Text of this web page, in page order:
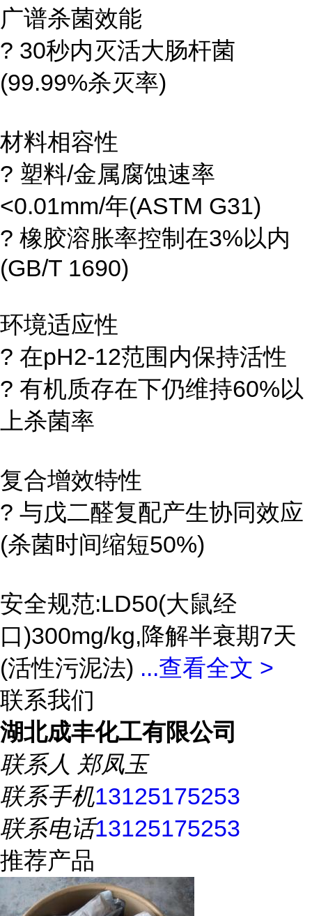
广谱杀菌效能
? 30秒内灭活大肠杆菌
(99.99%杀灭率)
材料相容性
? 塑料/金属腐蚀速率
<0.01mm/年(ASTM G31)
? 橡胶溶胀率控制在3%以内
(GB/T 1690)
环境适应性
? 在pH2-12范围内保持活性
? 有机质存在下仍维持60%以
上杀菌率
复合增效特性
? 与戊二醛复配产生协同效应
(杀菌时间缩短50%)
安全规范:LD50(大鼠经
口)300mg/kg,降解半衰期7天
(活性污泥法) ...查看全文 >
联系我们
湖北成丰化工有限公司
联系人 郑凤玉
联系手机13125175253
联系电话13125175253
推荐产品